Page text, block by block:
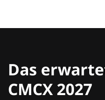
Das
CMCX 2027